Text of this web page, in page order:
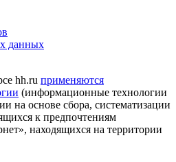
данных
hh.ru применяются
(информационные технологии
на основе сбора, систематизации
к предпочтениям
находящихся на территории